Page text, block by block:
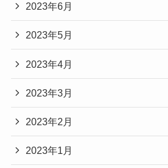
2023年6月
2023年5月
2023年4月
2023年3月
2023年2月
2023年1月